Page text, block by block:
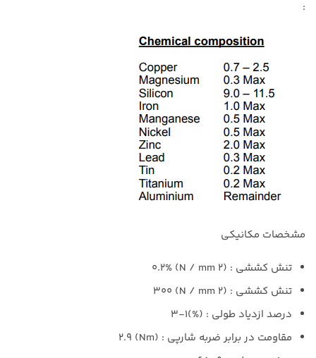
:
مشخصات مکانیکی
تنش کششی : (N / mm 2) 0.2%
تنش کششی : (N / mm 2) 300
درصد ازدیاد طولی : (%)1-3
مقاومت در برابر ضربه شارپی : (Nm) 2.9